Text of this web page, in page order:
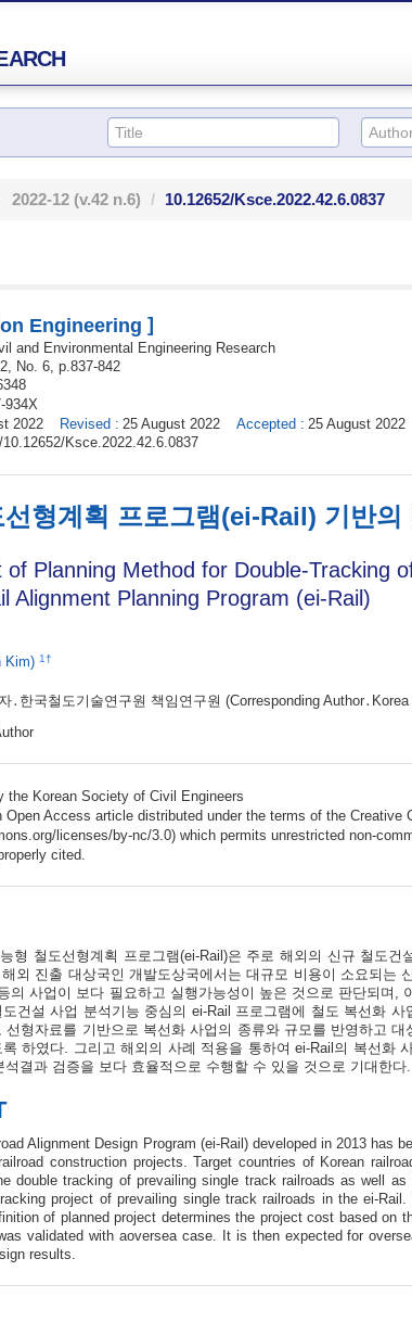
2022-12 (v.42 n.6) 10.12652/Ksce.2022.42.6.0837
Engineering ]
and Environmental Engineering Research
No. 6, p.837-842
934X
2022 Revised : 25 August 2022 Accepted : 25 August 2022
Ksce.2022.42.6.0837
형계획 프로그램(ei-Rail) 기반
of Planning Method for Double-Tracking
Alignment Planning Program (ei-Rail)
Kim) 1†
․한국철도기술연구원 책임연구원 (Corresponding
the Korean Society of Civil Engineers
Open Access article distributed under the terms of the Creative
licenses/by-nc/3.0) which permits unrestricted non-
cited.
형 철도선형계획 프로그램(ei-Rail)은 주로 해외의 신규 철도
외 진출 대상국인 개발도상국에서는 대규모 비용이 소요되는
의 사업이 보다 필요하고 실행가능성이 높은 것으로 판단되며,
건설 사업 분석기능 중심의 ei-Rail 프로그램에 철도 복선화
선형자료를 기반으로 복선화 사업의 종류와 규모를 반영하고
하였다. 그리고 해외의 사례 적용을 통하여 ei-Rail의 복선화
결과 검증을 보다 효율적으로 수행할 수 있을 것으로 기대한다.
Alignment Design Program (ei-Rail) developed in 2013 has
construction projects. Target countries of Korean
double tracking of prevailing single track railroads as well
project of prevailing single track railroads in the ei-
of planned project determines the project cost based
validated with aoversea case. It is then expected for
results.